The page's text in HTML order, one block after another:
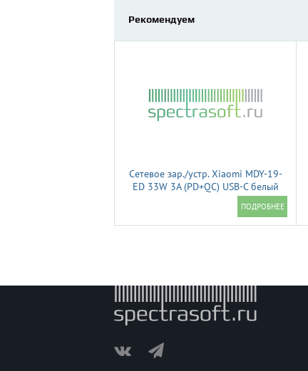
Рекомендуем
Сетевое зар./устр. Xiaomi MDY-19-
ED 33W 3A (PD+QC) USB-C белый